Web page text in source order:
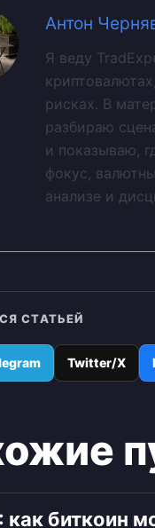
Антон
Я веду
рисках. В
разбираю
и показываю,
фокус,
анализе и
СТАТЬЕЙ
Twitter/X
как биткоин